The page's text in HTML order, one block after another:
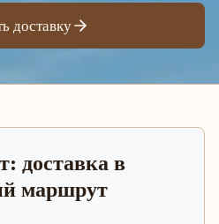
доставку
доставка в
маршрут